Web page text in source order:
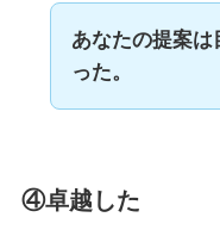
あなたの提案
った。
④卓越した